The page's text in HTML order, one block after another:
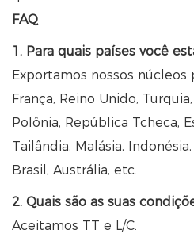
FAQ
1. Para quais países você
Exportamos nossos núcleos
França, Reino Unido,
Polônia, República Tcheca,
Tailândia, Malásia,
Brasil, Austrália, etc.
2. Quais são as suas
Aceitamos TT e L/C.